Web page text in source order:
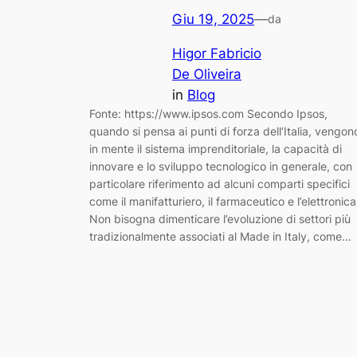
Giu 19, 2025—da
Higor Fabricio
De Oliveira
in Blog
Fonte: https://www.ipsos.com Secondo Ipsos,
quando si pensa ai punti di forza dell’Italia,
in mente il sistema imprenditoriale, la capacità di
innovare e lo sviluppo tecnologico in generale, con
particolare riferimento ad alcuni comparti specifici
come il manifatturiero, il farmaceutico e
Non bisogna dimenticare l’evoluzione di settori più
tradizionalmente associati al Made in Italy, come…